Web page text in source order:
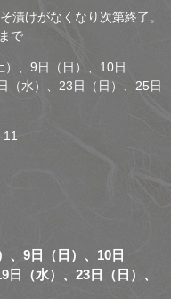
けがなくなり次第終了。
で
、9日（日）、10日
（水）、23日（日）、25日
、9日（日）、10日
日（水）、23日（日）、